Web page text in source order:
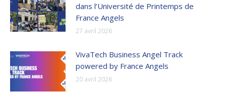
dans l’Université de Printemps de
France Angels
27 avril 2026
VivaTech Business Angel Track
powered by France Angels
20 avril 2026